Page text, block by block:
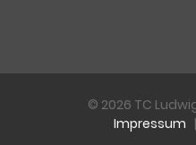
© 2026 TC
Impressum |